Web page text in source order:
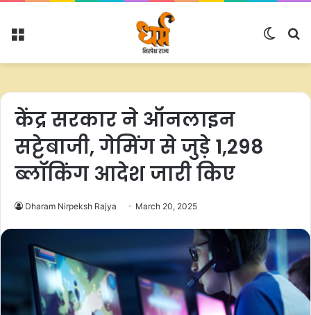
Menu
Switch
केंद्र सरकार ने ऑनलाइन
सट्टेबाजी, गेमिंग से जुड़े 1,298
ब्लॉकिंग आदेश जारी किए
Dharam Nirpeksh Rajya March 20, 2025